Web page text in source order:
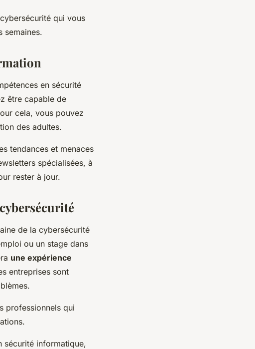
qui vous
semaines.
en sécurité
être capable de
cela, vous pouvez
des adultes.
tendances et menaces
spécialisées, à
rester à jour.
de la cybersécurité
ou un stage dans
une expérience
entreprises sont
professionnels qui
sécurité informatique,